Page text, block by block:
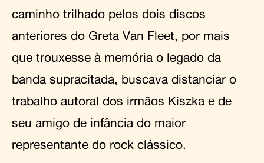
caminho trilhado pelos dois discos
anteriores do Greta Van Fleet, por mais
que trouxesse à memória o legado da
banda supracitada, buscava distanciar o
trabalho autoral dos irmãos Kiszka e de
seu amigo de infância do maior
representante do rock clássico.